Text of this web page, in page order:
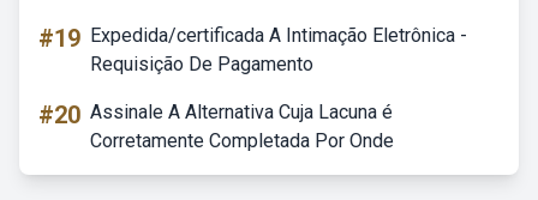
#19 Expedida/certificada A Intimação Eletrônica -
Requisição De Pagamento
#20 Assinale A Alternativa Cuja Lacuna é
Corretamente Completada Por Onde